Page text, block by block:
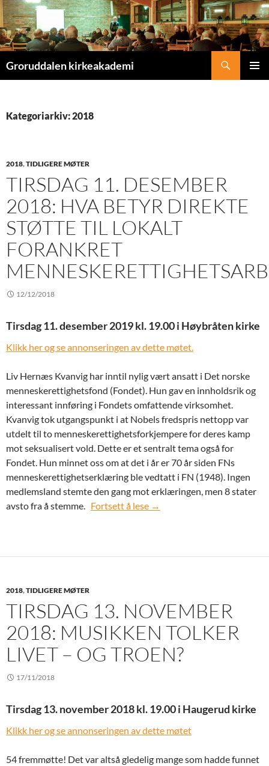
Groruddalen kirkeakademi
Kategoriarkiv: 2018
2018,TIDLIGERE MØTER
TIRSDAG 11. DESEMBER
2018: HVA BETYR DIREKTE
STØTTE TIL LOKALT
FORANKRET
12/12/2018
Tirsdag 11. desember 2019 kl. 19.00 i Høybråten kirke
Klikk her og se annonseringen av dette møtet.
Liv Hernæs Kvanvig har inntil nylig vært ansatt i Det norske
menneskerettighetsfond (Fondet). Hun gav en innholdsrik og
interessant innføring i Fondets omfattende virksomhet.
Kvanvig tok utgangspunkt i at Nobels fredspris nettopp var
utdelt til to menneskerettighets­forkjempere for deres kamp
mot seksualisert vold. Dette er et sentralt tema også for
Fondet. Hun minnet oss om at det i år er 70 år siden FNs
menneskerettighetserklæring ble vedtatt i FN (1948). Ingen
medlemsland stemte den gang mot erklæringen, men 8 stater
avsto fra å stemme. Fortsett å lese Tirsdag 11. desember
→
2018,TIDLIGERE MØTER
TIRSDAG 13. NOVEMBER
2018: MUSIKKEN TOLKER
LIVET – OG TROEN?
17/11/2018
Tirsdag 13. november 2018 kl. 19.00 i Haugerud kirke
Klikk her og se annonseringen av dette møtet
54 fremmøtte! Det var altså gledelig mange som hadde funnet